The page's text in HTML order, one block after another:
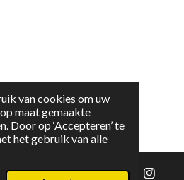
van cookies om uw
maat gemaakte
Door op ‘Accepteren’ te
het gebruik van alle